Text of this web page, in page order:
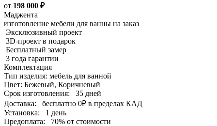
от 198 000 ₽
Маджента
изготовление мебели для ванны на заказ
Эксклюзивный проект
3D-проект в подарок
Бесплатный замер
3 года гарантии
Комплектация
Тип изделия: мебель для ванной
Цвет: Бежевый, Коричневый
Срок изготовления:
35 дней
Доставка:
бесплатно 0₽ в пределах КАД
Установка:
1 день
Предоплата:
70% от стоимости